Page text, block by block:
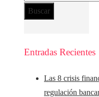
Entradas Recientes
Las 8 crisis
regulación